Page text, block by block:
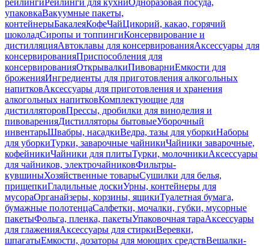
рейлингиРейлинги для кухниОдноразовая посуда,
упаковкаВакуумные пакеты,
контейнерыБакалеяКофеЧайЦикорий, какао, горячий
шоколадСиропы и топпингиКонсервирование и
дистилляцияАвтоклавы для консервированияАксессуары для
консервированияПриспособления для
консервированияОткрывалкиПивоварниЕмкости для
броженияИнгредиенты для приготовления алкогольных
напитковАксессуары для приготовления и хранения
алкогольных напитковКомплектующие для
дистилляторовПрессы, дробилки для виноделия и
пивоваренияДистилляторы бытовыеУборочный
инвентарьШвабры, насадкиВедра, тазы для уборкиНаборы
для уборкиТурки, заварочные чайникиЧайники заварочные,
кофейникиЧайники для плитыТурки, молочникиАксессуары
для чайников, электрочайниковФильтры-
кувшиныХозяйственные товарыСушилки для белья,
прищепкиГладильные доскиУрны, контейнеры для
мусораОрганайзеры, корзины, ящикиТуалетная бумага,
бумажные полотенцаСалфетки, мочалки, губки, мусорные
пакетыФольга, пленка, пакетыУпаковочная тараАксессуары
для глаженияАксессуары для стиркиВеревки,
шпагатыЕмкости, дозаторы для моющих средствВешалки-